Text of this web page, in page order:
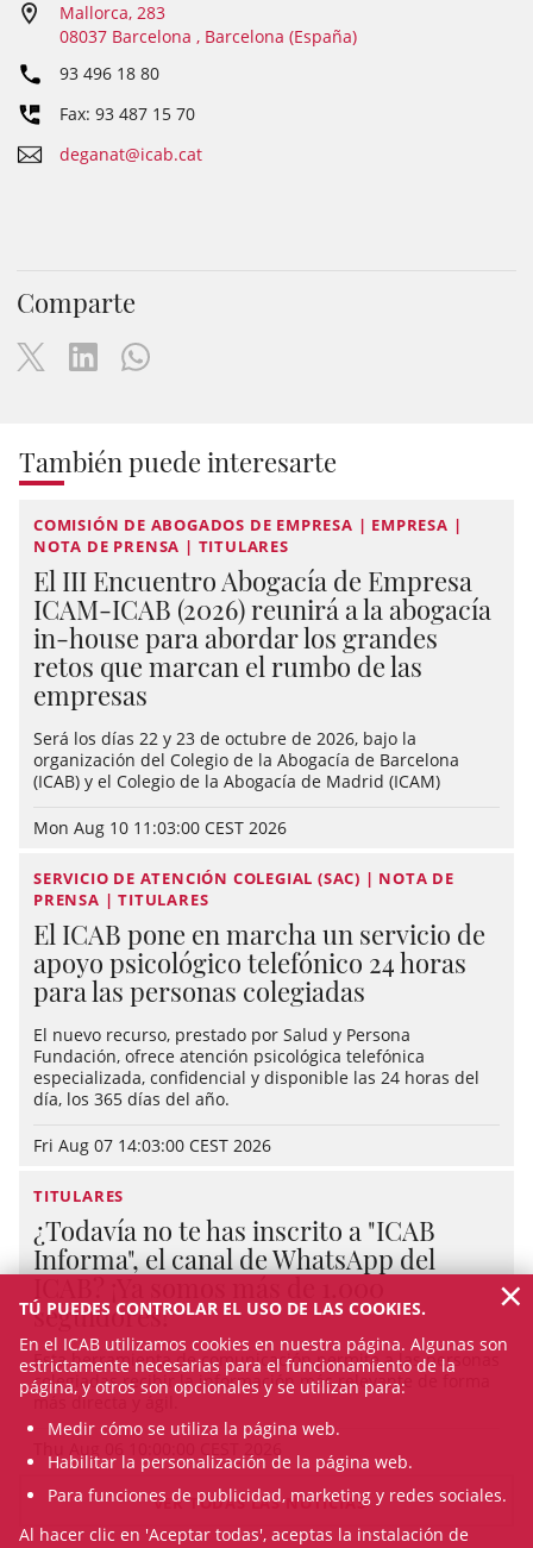
Mallorca, 283
08037 Barcelona , Barcelona (España)
93 496 18 80
Fax: 93 487 15 70
deganat@icab.cat
Comparte
También puede interesarte
COMISIÓN DE ABOGADOS DE EMPRESA | EMPRESA |
NOTA DE PRENSA | TITULARES
El III Encuentro Abogacía de Empresa
ICAM-ICAB (2026) reunirá a la abogacía
in-house para abordar los grandes
retos que marcan el rumbo de las
empresas
Será los días 22 y 23 de octubre de 2026, bajo la
organización del Colegio de la Abogacía de Barcelona
(ICAB) y el Colegio de la Abogacía de Madrid (ICAM)
Mon Aug 10 11:03:00 CEST 2026
SERVICIO DE ATENCIÓN COLEGIAL (SAC) | NOTA DE
PRENSA | TITULARES
El ICAB pone en marcha un servicio de
apoyo psicológico telefónico 24 horas
para las personas colegiadas
El nuevo recurso, prestado por Salud y Persona
Fundación, ofrece atención psicológica telefónica
especializada, confidencial y disponible las 24 horas del
día, los 365 días del año.
Fri Aug 07 14:03:00 CEST 2026
TITULARES
¿Todavía no te has inscrito a "ICAB
Informa", el canal de WhatsApp del
seguidores!
Esta herramienta de comunicación permite a las personas
colegiadas recibir la información más relevante de forma
más directa y ágil.
VER TODAS LAS NOTICIAS
TÚ PUEDES CONTROLAR EL USO DE LAS COOKIES.
En el ICAB utilizamos cookies en nuestra página. Algunas son
estrictamente necesarias para el funcionamiento de la
página, y otros son opcionales y se utilizan para:
Medir cómo se utiliza la página web.
Habilitar la personalización de la página web.
Para funciones de publicidad, marketing y redes sociales.
Al hacer clic en 'Aceptar todas', aceptas la instalación de
×